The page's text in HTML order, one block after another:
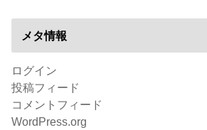
メタ情報
ログイン
投稿フィード
コメントフィード
WordPress.org